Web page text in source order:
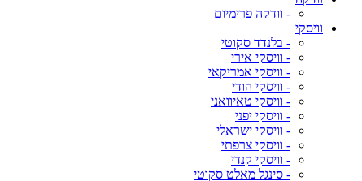
- וודקה פרימיום
וויסקי
- בלנדד סקוטי
- וויסקי אירי
- וויסקי אמריקאי
- וויסקי הודי
- וויסקי טאיוואני
- וויסקי יפני
- וויסקי ישראלי
- וויסקי צרפתי
- וויסקי קנדי
- סינגל מאלט סקוטי